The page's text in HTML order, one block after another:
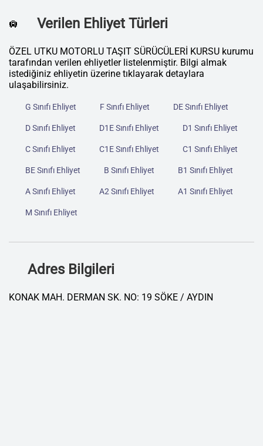
🛄 Verilen Ehliyet Türleri
ÖZEL UTKU MOTORLU TAŞIT SÜRÜCÜLERİ KURSU kurumu
tarafından verilen ehliyetler listelenmiştir. Bilgi almak
istediğiniz ehliyetin üzerine tıklayarak detaylara
ulaşabilirsiniz.
G Sınıfı Ehliyet F Sınıfı Ehliyet DE Sınıfı Ehliyet
D Sınıfı Ehliyet D1E Sınıfı Ehliyet D1 Sınıfı Ehliyet
C Sınıfı Ehliyet C1E Sınıfı Ehliyet C1 Sınıfı Ehliyet
BE Sınıfı Ehliyet B Sınıfı Ehliyet B1 Sınıfı Ehliyet
A Sınıfı Ehliyet A2 Sınıfı Ehliyet A1 Sınıfı Ehliyet
M Sınıfı Ehliyet
Adres Bilgileri
KONAK MAH. DERMAN SK. NO: 19 SÖKE / AYDIN